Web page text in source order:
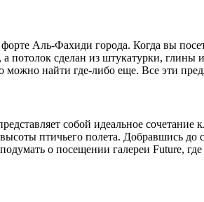
Аль-Фахиди города. Когда вы
потолок сделан из штукатурки,
можно найти где-либо еще. Все эти
собой идеальное
высоты птичьего полета. Добравшись
о посещении галереи Future,